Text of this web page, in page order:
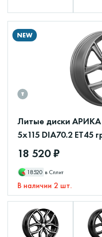
NEW
Литые диски АРИКА
5x115 DIA70.2 ET45
18 520 ₽
18520 в Сплит
В наличии 2 шт.